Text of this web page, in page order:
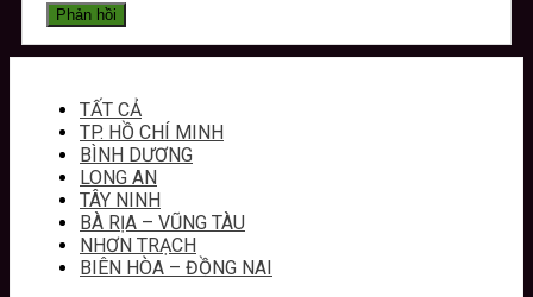
TẤT CẢ
TP. HỒ CHÍ MINH
BÌNH DƯƠNG
LONG AN
TÂY NINH
BÀ RỊA – VŨNG TÀU
NHƠN TRẠCH
BIÊN HÒA – ĐỒNG NAI